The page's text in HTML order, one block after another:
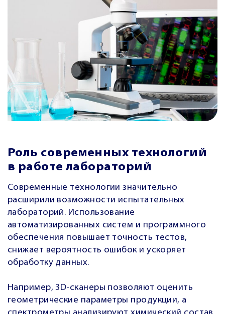
Роль современных технологий
в работе лабораторий
Современные технологии значительно
расширили возможности испытательных
лабораторий. Использование
автоматизированных систем и программного
обеспечения повышает точность тестов,
снижает вероятность ошибок и ускоряет
обработку данных.
Например, 3D-сканеры позволяют оценить
геометрические параметры продукции, а